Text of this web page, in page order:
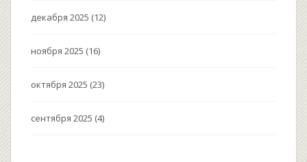
декабря 2025 (12)
ноября 2025 (16)
октября 2025 (23)
сентября 2025 (4)